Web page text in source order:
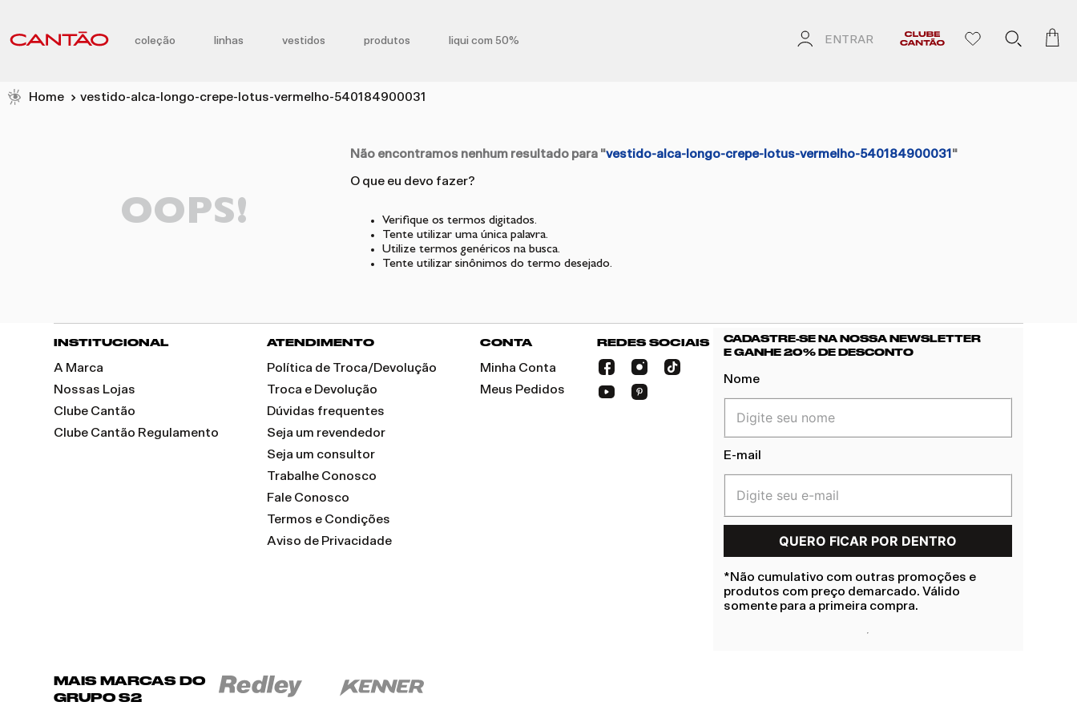
coleção linhas vestidos produtos liqui com 50% ENTRAR
vestido-alca-longo-crepe-lotus-vermelho-540184900031
OOPS!
Não encontramos nenhum resultado para "vestido-alca-longo-crepe-lotus-vermelho-540184900031 "
O que eu devo fazer?
Verifique os termos digitados.
Tente utilizar uma única palavra.
Utilize termos genéricos na busca.
Tente utilizar sinônimos do termo desejado.
INSTITUCIONAL
A Marca
Nossas Lojas
Clube Cantão
Clube Cantão Regulamento
ATENDIMENTO
Política de Troca/Devolução
Troca e Devolução
Dúvidas frequentes
Seja um revendedor
Seja um consultor
Trabalhe Conosco
Fale Conosco
Termos e Condições
Aviso de Privacidade
CONTA
Minha Conta
Meus Pedidos
REDES SOCIAIS
CADASTRE-SE NA NOSSA NEWSLETTER
E GANHE 20% DE DESCONTO
Nome
E-mail
*Não cumulativo com outras promoções e
produtos com preço demarcado. Válido
somente para a primeira compra.
MAIS MARCAS DO
GRUPO S2